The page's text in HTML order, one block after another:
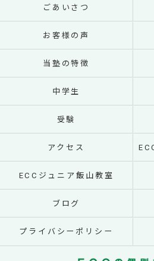
ごあいさつ
お客様の声
当塾の特徴
中学生
受験
アクセス
ECCジュニア飯山教室
ブログ
プライバシーポリシー